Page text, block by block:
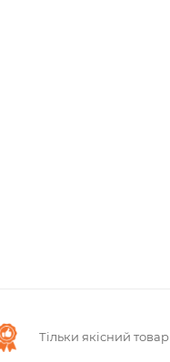
Тільки якісний товар